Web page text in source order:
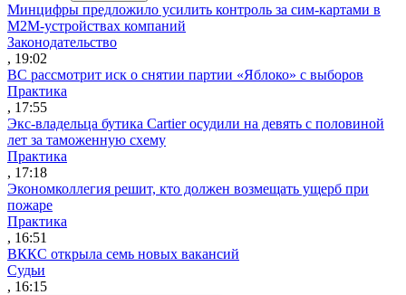
Минцифры предложило усилить контроль за сим-картами в
M2M-устройствах компаний
Законодательство
, 19:02
ВС рассмотрит иск о снятии партии «Яблоко» с выборов
Практика
, 17:55
Экс-владельца бутика Cartier осудили на девять с половиной
лет за таможенную схему
Практика
, 17:18
Экономколлегия решит, кто должен возмещать ущерб при
пожаре
Практика
, 16:51
ВККС открыла семь новых вакансий
Судьи
, 16:15